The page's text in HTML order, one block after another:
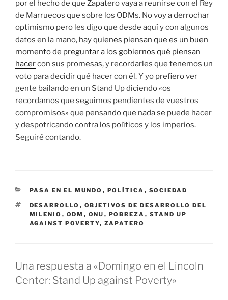
por el hecho de que Zapatero vaya a reunirse con el Rey
de Marruecos que sobre los ODMs. No voy a derrochar
optimismo pero les digo que desde aquí y con algunos
datos en la mano, hay quienes piensan que es un buen
momento de preguntar a los gobiernos qué piensan
hacercon sus promesas, y recordarles que tenemos un
voto para decidir qué hacer con él. Y yo prefiero ver
gente bailando en un Stand Up diciendo «os
recordamos que seguimos pendientes de vuestros
compromisos» que pensando que nada se puede hacer
y despotricando contra los políticos y los imperios.
Seguiré contando.
CATEGORÍAS
PASA EN EL MUNDO , POLÍTICA , SOCIEDAD
ETIQUETAS
DESARROLLO , OBJETIVOS DE DESARROLLO DEL
MILENIO , ODM , ONU , POBREZA , STAND UP
AGAINST POVERTY, ZAPATERO
Una respuesta a «Domingo en el Lincoln
Center: Stand Up against Poverty»